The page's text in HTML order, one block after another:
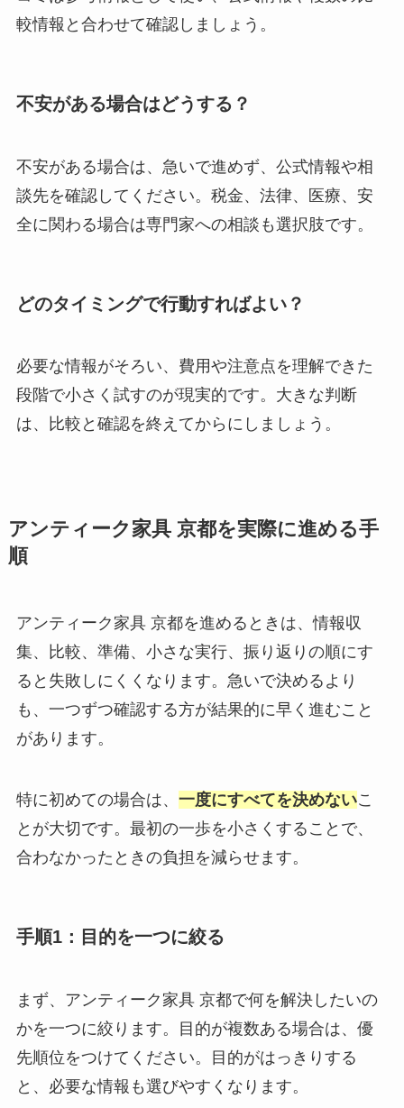
較情報と合わせて確認しましょう。
不安がある場合はどうする？
不安がある場合は、急いで進めず、公式情報や相
談先を確認してください。税金、法律、医療、安
全に関わる場合は専門家への相談も選択肢です。
どのタイミングで行動すればよい？
必要な情報がそろい、費用や注意点を理解できた
段階で小さく試すのが現実的です。大きな判断
は、比較と確認を終えてからにしましょう。
アンティーク家具 京都を実際に進める手
順
アンティーク家具 京都を進めるときは、情報収
集、比較、準備、小さな実行、振り返りの順にす
ると失敗しにくくなります。急いで決めるより
も、一つずつ確認する方が結果的に早く進むこと
があります。
特に初めての場合は、 一度にすべてを決めないこ
とが大切です。最初の一歩を小さくすることで、
合わなかったときの負担を減らせます。
手順1：目的を一つに絞る
まず、アンティーク家具 京都で何を解決したいの
かを一つに絞ります。目的が複数ある場合は、優
先順位をつけてください。目的がはっきりする
と、必要な情報も選びやすくなります。